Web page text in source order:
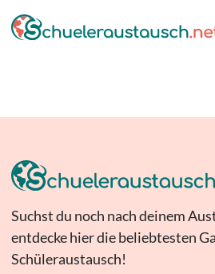
Suchst du noch nach deinem
entdecke hier die beliebtesten
Schüleraustausch!